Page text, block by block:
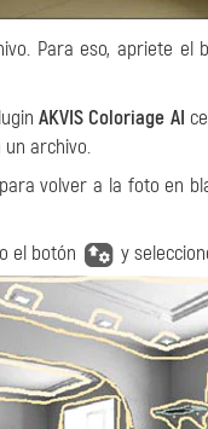
Para eso, apriete el
AKVIS Coloriage AI
archivo.
volver a la foto en
el botón y